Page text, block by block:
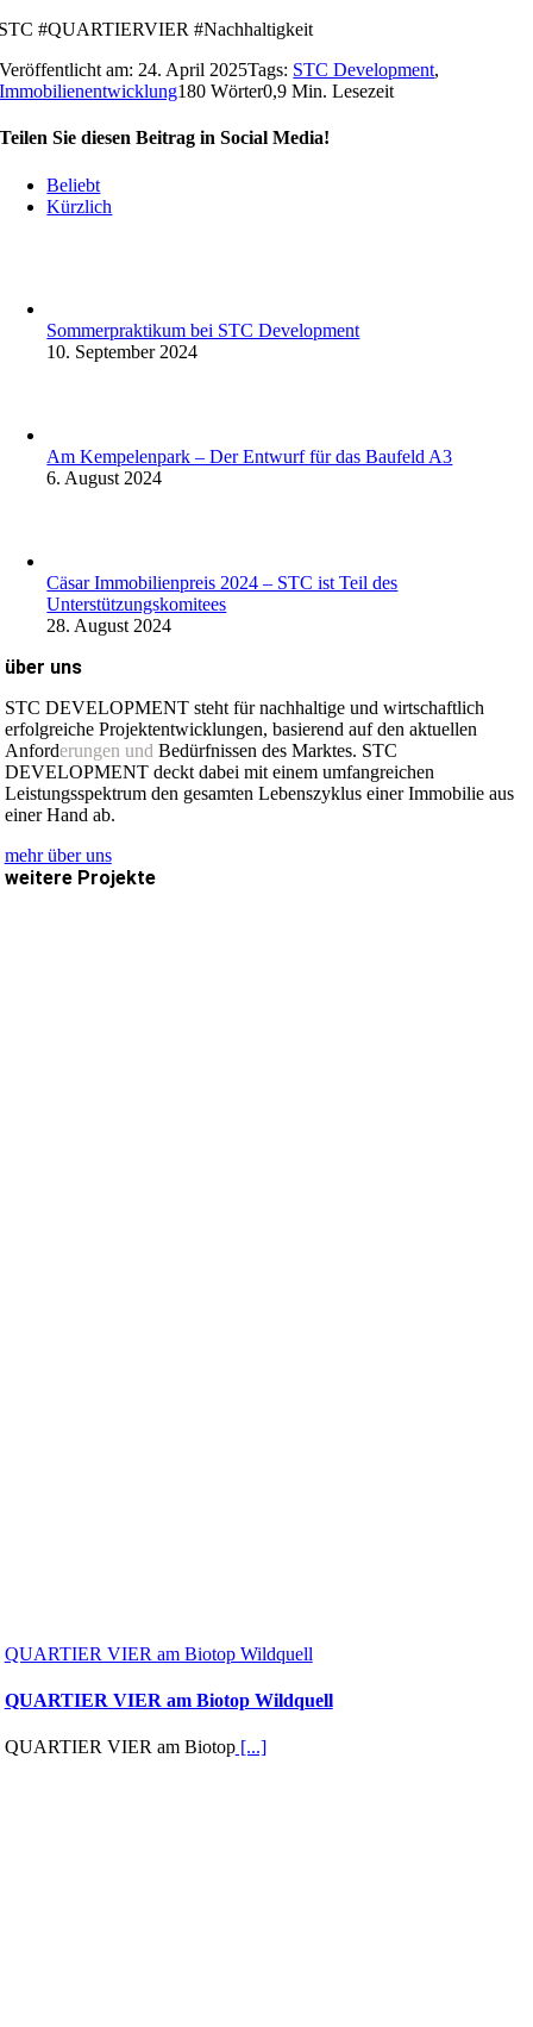
#QUARTIERVIER #Nachhaltigkeit
Veröffentlicht am: 24. April 2025Tags: STC Development,
Immobilienentwicklung180 Wörter0,9 Min. Lesezeit
Teilen Sie diesen Beitrag in Social Media!
Beliebt
Kürzlich
Sommerpraktikum bei STC Development
10. September 2024
Am Kempelenpark – Der Entwurf für das Baufeld A3
6. August 2024
Cäsar Immobilienpreis 2024 – STC ist Teil des
Unterstützungskomitees
28. August 2024
über uns
STC DEVELOPMENT steht für nachhaltige und wirtschaftlich
erfolgreiche Projektentwicklungen, basierend auf den aktuellen
Anforderungen und Bedürfnissen des Marktes. STC
DEVELOPMENT deckt dabei mit einem umfangreichen
Leistungsspektrum den gesamten Lebenszyklus einer Immobilie aus
einer Hand ab.
mehr über uns
weitere Projekte
QUARTIER VIER am Biotop Wildquell
QUARTIER VIER am Biotop Wildquell
QUARTIER VIER am Biotop[...]